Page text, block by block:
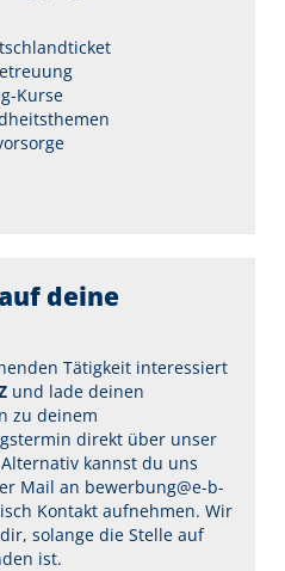
Kurse
deine
Tätigkeit interessiert
und lade deinen
zu deinem
direkt über unser
kannst du uns
Mail an bewerbung@e-b-
Kontakt aufnehmen. Wir
solange die Stelle auf
ist.